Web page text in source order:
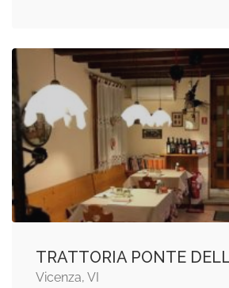
TRATTORIA PONTE
Vicenza, VI